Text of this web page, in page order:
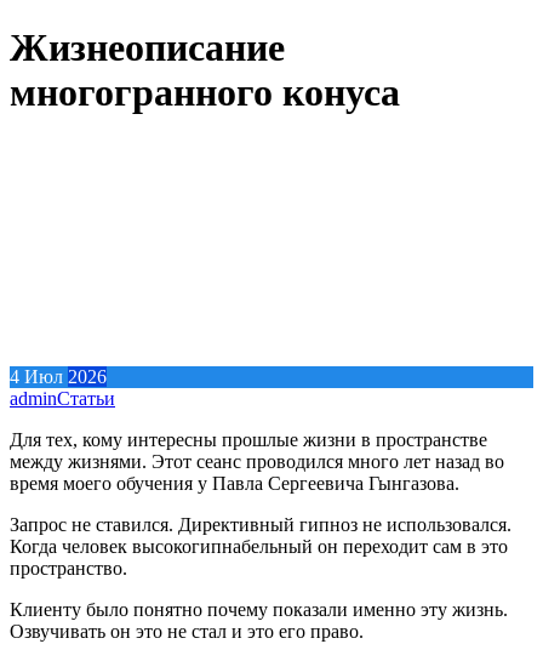
Жизнеописание
многогранного конуса
4 Июл 2026
adminСтатьи
Для тех, кому интересны прошлые жизни в пространстве
между жизнями. Этот сеанс проводился много лет назад во
время моего обучения у Павла Сергеевича Гынгазова.
Запрос не ставился. Директивный гипноз не использовался.
Когда человек высокогипнабельный он переходит сам в это
пространство.
Клиенту было понятно почему показали именно эту жизнь.
Озвучивать он это не стал и это его право.